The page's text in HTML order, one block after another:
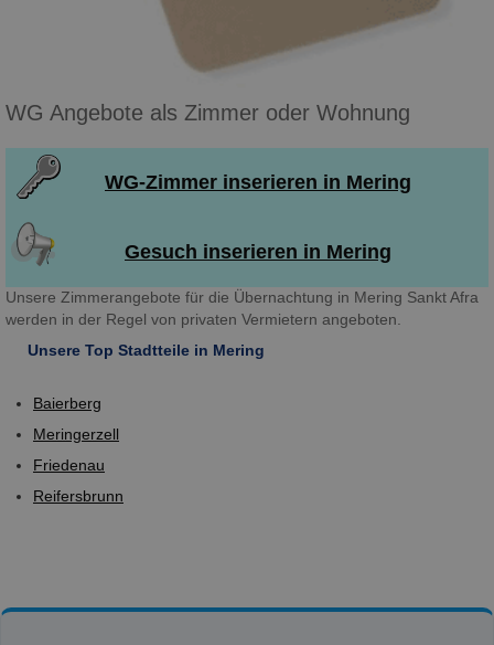
WG Angebote als Zimmer oder Wohnung
WG-Zimmer inserieren in Mering
Gesuch inserieren in Mering
Unsere Zimmerangebote für die Übernachtung in Mering Sankt Afra
werden in der Regel von privaten Vermietern angeboten.
Unsere Top Stadtteile in Mering
Baierberg
Meringerzell
Friedenau
Reifersbrunn